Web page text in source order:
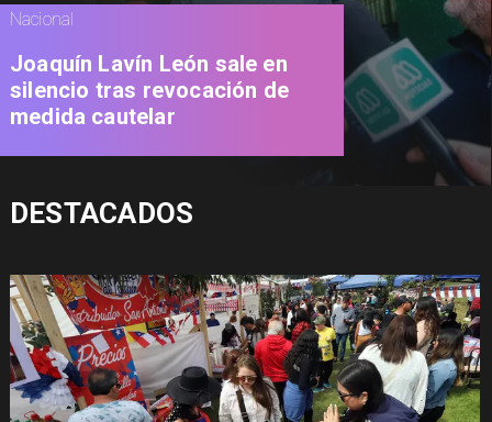
Nacional
Joaquín Lavín León sale en
silencio tras revocación de
medida cautelar
DESTACADOS